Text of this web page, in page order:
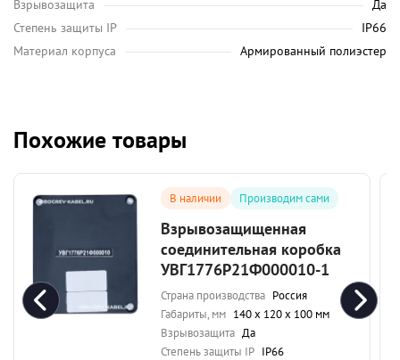
Взрывозащита
Да
Степень защиты IP
IP66
Материал корпуса
Армированный полиэстер
Похожие товары
В наличии Производим сами
Взрывозащищенная
соединительная коробка
УВГ1776Р21Ф000010-1
Страна производства Россия
Габариты, мм 140 х 120 х 100 мм
Взрывозащита Да
Степень защиты IP IP66